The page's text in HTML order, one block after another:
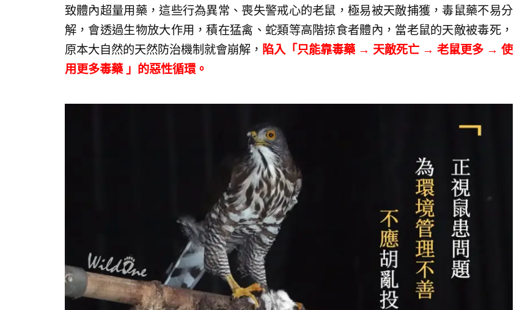
致體內超量用藥，這些行為異常、喪失警戒心的老鼠，極易被天敵捕獲，毒鼠藥不易分
解，會透過生物放大作用，積在猛禽、蛇類等高階掠食者體內，當老鼠的天敵被毒死，
原本大自然的天然防治機制就會崩解， 陷入「只能靠毒藥 → 天敵死亡 → 老鼠更多 → 使
用更多毒藥 」的惡性循環。